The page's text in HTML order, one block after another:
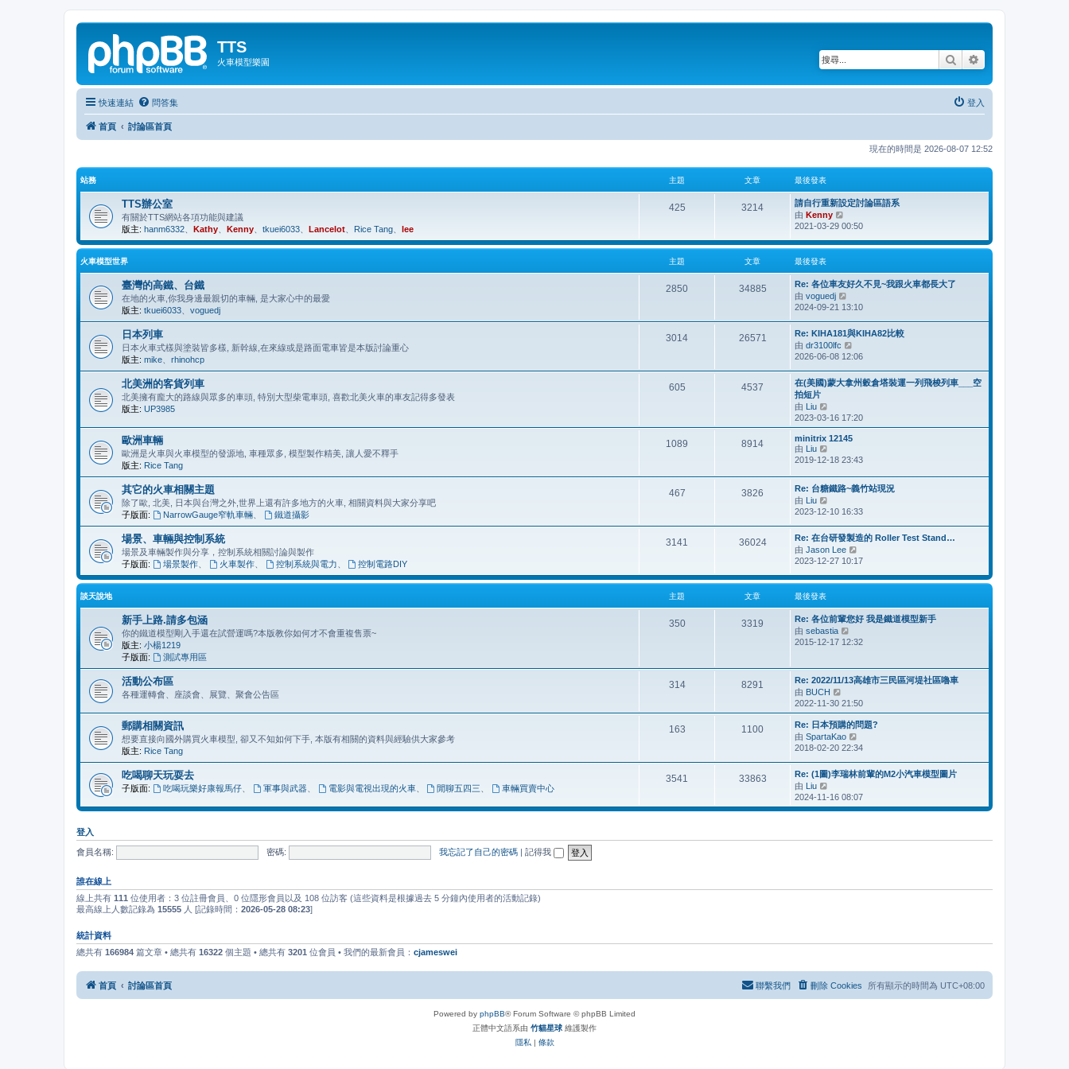
TTS
火車模型樂園 搜尋
快速連結 問答集 登入
首頁 討論區首頁
現在的時間是 2026-08-07 12:52
站務 主題 文章 最後發表
TTS辦公室
有關於TTS網站各項功能與建議
版主: hanm6332 Kathy Kenny tkuei6033 Lancelot Rice Tang lee
425 3214
請自行重新設定討論區語系
由 Kenny
視
最
後
表
2021-03-29 00:50
火車模型世界 主題 文章 最後發表
臺灣的高鐵、台鐵
在地的火車,你我身邊最親切的車輛, 是大家心中的最愛
版主: tkuei6033 voguedj
2850 34885
Re: 各位車友好久不見~我跟火車都長大了
由 voguedj
視
最
後
發
表
2024-09-21 13:10
日本列車
日本火車式樣與塗裝皆多樣, 新幹線,在來線或是路面電車皆是本版討論重心
版主: mike rhinohcp
3014 26571
Re: KIHA181與KIHA82比較
由 dr3100lfc
視
最
後
2026-06-08 12:06
北美洲的客貨列車
北美擁有龐大的路線與眾多的車頭, 特別大型柴電車頭, 喜歡北美火車的車友記得多發表
版主: UP3985
605 4537
在(美國)蒙大拿州穀倉塔裝運一列飛梭列車___空
拍短片
由 Liu
視
最
後
表
2023-03-16 17:20
歐洲車輛
歐洲是火車與火車模型的發源地, 車種眾多, 模型製作精美, 讓人愛不釋手
版主: Rice Tang
1089 8914
minitrix 12145
由 Liu
視
後
發
表
2019-12-18 23:43
其它的火車相關主題
除了歐, 北美, 日本與台灣之外,世界上還有許多地方的火車, 相關資料與大家分享吧
子版面:
NarrowGauge窄軌車輛、 鐵道攝影
467 3826
Re: 台糖鐵路~義竹站現況
由 Liu
視
最
後
發
表
2023-12-10 16:33
場景、車輛與控制系統
場景及車輛製作與分享，控制系統相關討論與製作
子版面:
場景製作、 火車製作、 控制系統與電力 控制電路DIY
3141 36024
Re: 在台研發製造的 Roller Test Stand…
由 Jason Lee
視
最
後
表
2023-12-27 10:17
談天說地 主題 文章 最後發表
新手上路.請多包涵
你的鐵道模型剛入手還在試營運嗎?本版教你如何才不會重複售票~
版主: 小楊1219
子版面:
測試專用區
350 3319
Re: 各位前輩您好 我是鐵道模型新手
由 sebastia
視
後
發
2015-12-17 12:32
活動公布區
各種運轉會、座談會、展覽、聚會公告區
314 8291
Re: 2022/11/13高雄市三民區河堤社區嚕車
由 BUCH
視
最
後
發
表
2022-11-30 21:50
郵購相關資訊
想要直接向國外購買火車模型, 卻又不知如何下手, 本版有相關的資料與經驗供大家參考
版主: Rice Tang
163 1100
Re: 日本預購的問題?
由 SpartaKao
視
最
後
表
2018-02-20 22:34
吃喝聊天玩耍去
子版面: 吃喝玩樂好康報馬仔、 軍事與武器、 電影與電視出現的火車、 閒聊五四三 車輛買賣中心
3541 33863
Re: (1圖)李瑞林前輩的M2小汽車模型圖片
由 Liu
視
最
2024-11-16 08:07
登入
會員名稱: 密碼: 我忘記了自己的密碼 | 記得我
誰在線上
線上共有 111 位使用者：3 位註冊會員、0 位隱形會員以及 108 位訪客 (這些資料是根據過去 5 分鐘內使用者的活動記錄)
最高線上人數記錄為 15555 人 [記錄時間： 2026-05-28 08:23]
統計資料
總共有 166984 篇文章 • 總共有 16322 個主題 • 總共有 3201 位會員 • 我們的最新會員： cjameswei
首頁 討論區首頁 所有顯示的時間為 UTC+08:00
刪除 Cookies
聯繫我們
Powered by phpBB® Forum Software © phpBB Limited
正體中文語系由 竹貓星球 維護製作
隱私 | 條款